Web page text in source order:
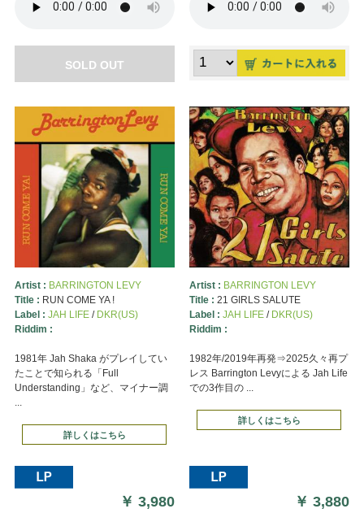
SOLD OUT
Artist : BARRINGTON LEVY
Title : RUN COME YA !
Label : JAH LIFE/ DKR(US)
Riddim :
1981年 Jah Shaka がプレイしてい
たことで知られる「Full
Understanding」など、マイナー調
...
詳しくはこちら
￥3,980
Artist : BARRINGTON LEVY
Title : 21 GIRLS SALUTE
Label : JAH LIFE/ DKR(US)
Riddim :
1982年/2019年再発⇒2025久々再プ
レス Barrington Levyによる Jah Life
での3作目の ...
詳しくはこちら
￥3,880